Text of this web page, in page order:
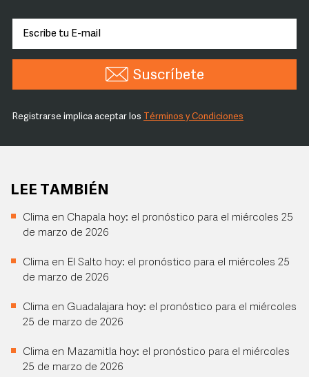
Suscríbete
Registrarse implica aceptar los Términos y Condiciones
LEE TAMBIÉN
Clima en Chapala hoy: el pronóstico para el miércoles 25
de marzo de 2026
Clima en El Salto hoy: el pronóstico para el miércoles 25
de marzo de 2026
Clima en Guadalajara hoy: el pronóstico para el miércoles
25 de marzo de 2026
Clima en Mazamitla hoy: el pronóstico para el miércoles
25 de marzo de 2026